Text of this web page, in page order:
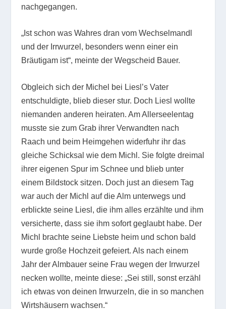
nachgegangen.
„Ist schon was Wahres dran vom Wechselmandl
und der Irrwurzel, besonders wenn einer ein
Bräutigam ist“, meinte der Wegscheid Bauer.
Obgleich sich der Michel bei Liesl’s Vater
entschuldigte, blieb dieser stur. Doch Liesl wollte
niemanden anderen heiraten. Am Allerseelentag
musste sie zum Grab ihrer Verwandten nach
Raach und beim Heimgehen widerfuhr ihr das
gleiche Schicksal wie dem Michl. Sie folgte dreimal
ihrer eigenen Spur im Schnee und blieb unter
einem Bildstock sitzen. Doch just an diesem Tag
war auch der Michl auf die Alm unterwegs und
erblickte seine Liesl, die ihm alles erzählte und ihm
versicherte, dass sie ihm sofort geglaubt habe. Der
Michl brachte seine Liebste heim und schon bald
wurde große Hochzeit gefeiert. Als nach einem
Jahr der Almbauer seine Frau wegen der Irrwurzel
necken wollte, meinte diese: „Sei still, sonst erzähl
ich etwas von deinen Irrwurzeln, die in so manchen
Wirtshäusern wachsen.“